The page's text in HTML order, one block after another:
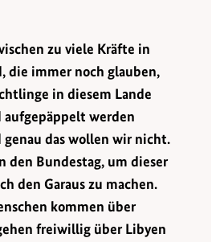
zu viele Kräfte in
die immer noch glauben,
in diesem Lande
aufgepäppelt werden
genau das wollen wir nicht.
den Bundestag, um dieser
den Garaus zu machen.
kommen über
freiwillig über Libyen